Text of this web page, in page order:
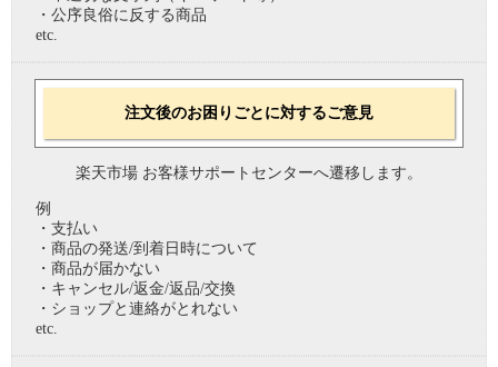
・公序良俗に反する商品
etc.
注文後のお困りごとに対するご意見
楽天市場 お客様サポートセンターへ遷移します。
例
・支払い
・商品の発送/到着日時について
・商品が届かない
・キャンセル/返金/返品/交換
・ショップと連絡がとれない
etc.